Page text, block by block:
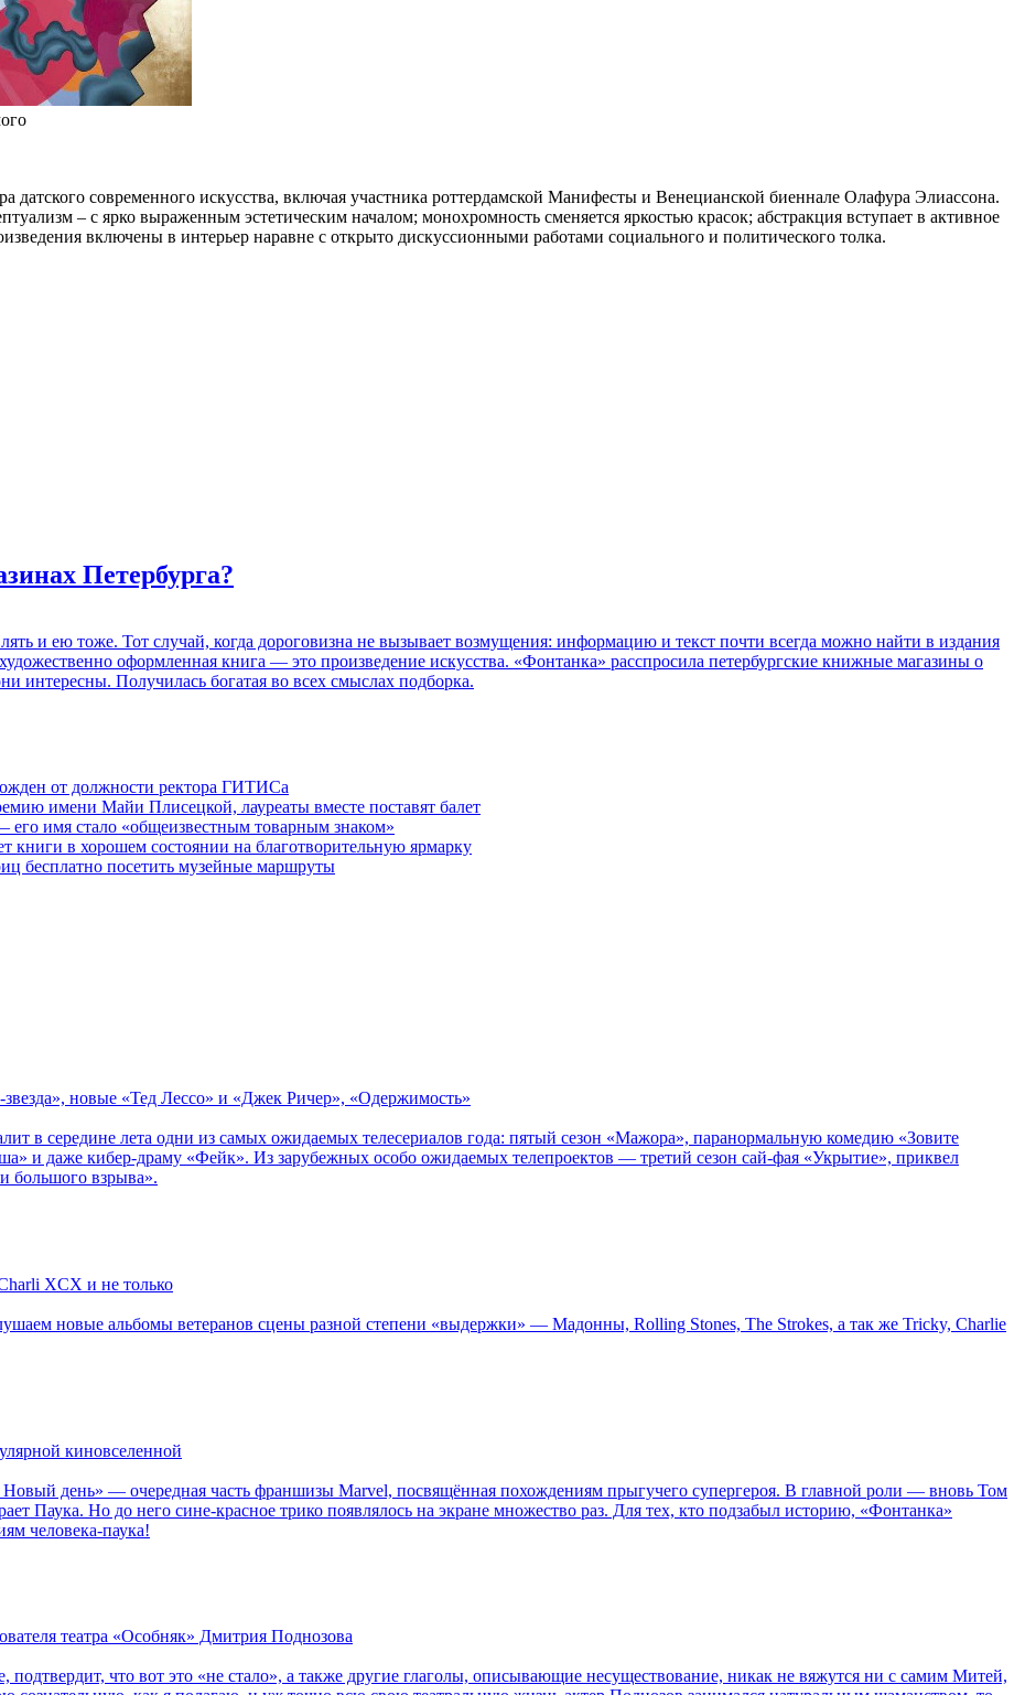
датского современного искусства, включая участника роттердамской Манифесты и Венецианской биеннале Олафура Элиассона.
– с ярко выраженным эстетическим началом; монохромность сменяется яркостью красок; абстракция вступает в активное
включены в интерьер наравне с открыто дискуссионными работами социального и политического толка.
Петербурга?
и ею тоже. Тот случай, когда дороговизна не вызывает возмущения: информацию и текст почти всегда можно найти в издания
оформленная книга — это произведение искусства. «Фонтанка» расспросила петербургские книжные магазины о
интересны. Получилась богатая во всех смыслах подборка.
от должности ректора ГИТИСа
имени Майи Плисецкой, лауреаты вместе поставят балет
имя стало «общеизвестным товарным знаком»
в хорошем состоянии на благотворительную ярмарку
бесплатно посетить музейные маршруты
новые «Тед Лессо» и «Джек Ричер», «Одержимость»
в середине лета одни из самых ожидаемых телесериалов года: пятый сезон «Мажора», паранормальную комедию «Зовите
и даже кибер-драму «Фейк». Из зарубежных особо ожидаемых телепроектов — третий сезон сай-фая «Укрытие», приквел
большого взрыва».
XCX и не только
новые альбомы ветеранов сцены разной степени «выдержки» — Мадонны, Rolling Stones, The Strokes, а так же Tricky, Charlie
киновселенной
день» — очередная часть франшизы Marvel, посвящённая похождениям прыгучего супергероя. В главной роли — вновь Том
Паука. Но до него сине-красное трико появлялось на экране множество раз. Для тех, кто подзабыл историю, «Фонтанка»
человека-паука!
театра «Особняк» Дмитрия Поднозова
что вот это «не стало», а также другие глаголы, описывающие несуществование, никак не вяжутся ни с самим Митей,